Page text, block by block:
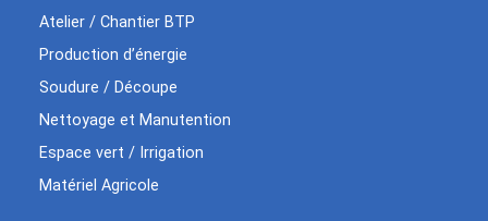
Atelier / Chantier BTP
Production d’énergie
Soudure / Découpe
Nettoyage et Manutention
Espace vert / Irrigation
Matériel Agricole